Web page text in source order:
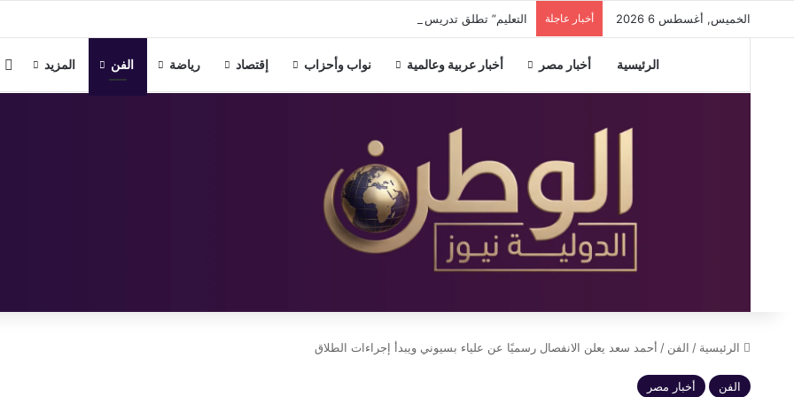
الخميس, أغسطس 6 2026 أخبار عاجلة التعليم” تطلق تدريس اللغة اليابانية كلغة ثانية بالمدارس المصرية اليابانية العام الدراسي المقبل
الرئيسية أخبار مصر أخبار عربية وعالمية نواب وأحزاب إقتصاد رياضة الفن المزيد
الرئيسية / الفن / أحمد سعد يعلن الانفصال رسميًا عن علياء بسيوني ويبدأ إجراءات الطلاق
الفن أخبار مصر